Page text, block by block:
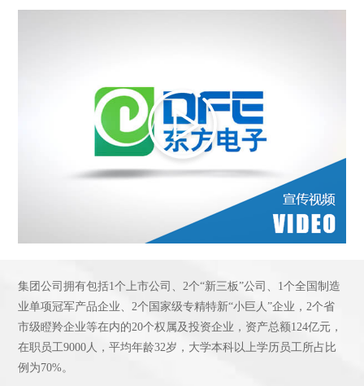
集团公司拥有包括1个上市公司、2个“新三板”公司、1个全国制造
业单项冠军产品企业、2个国家级专精特新“小巨人”企业，2个省
市级瞪羚企业等在内的20个权属及投资企业，资产总额124亿元，
在职员工9000人，平均年龄32岁，大学本科以上学历员工所占比
例为70%。